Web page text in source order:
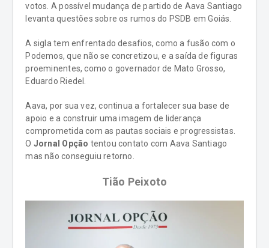
votos. A possível mudança de partido de Aava Santiago
levanta questões sobre os rumos do PSDB em Goiás.
A sigla tem enfrentado desafios, como a fusão com o
Podemos, que não se concretizou, e a saída de figuras
proeminentes, como o governador de Mato Grosso,
Eduardo Riedel.
Aava, por sua vez, continua a fortalecer sua base de
apoio e a construir uma imagem de liderança
comprometida com as pautas sociais e progressistas.
O Jornal Opção tentou contato com Aava Santiago
mas não conseguiu retorno.
Tião Peixoto